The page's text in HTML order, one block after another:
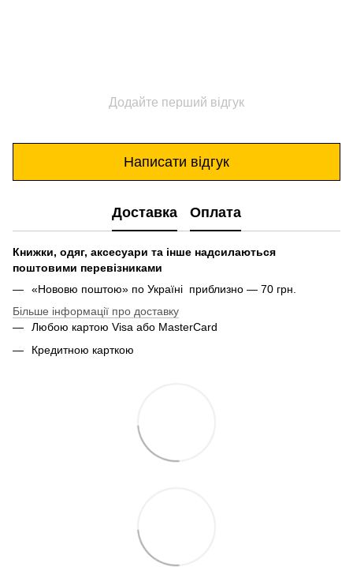
Додайте перший відгук
Написати відгук
Доставка Оплата
Книжки, одяг, аксесуари та інше надсилаються
поштовими перевізниками
«Нововю поштою» по Україні приблизно — 70 грн.
Більше інформації про доставку
Любою картою Visa або MasterCard
Кредитною карткою